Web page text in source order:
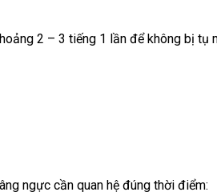
2 – 3 tiếng 1 lần để không bị tụ
ngực cần quan hệ đúng thời điểm: